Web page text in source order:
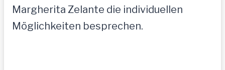
Margherita Zelante die individuellen
Möglichkeiten besprechen.